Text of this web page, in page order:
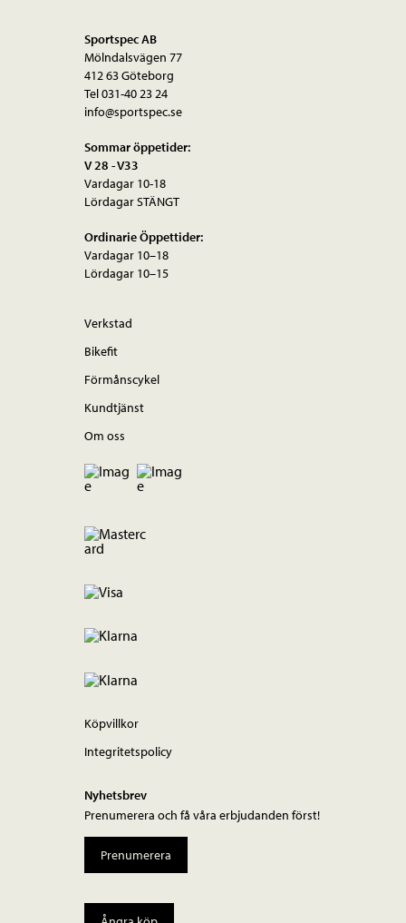
Sportspec AB
Mölndalsvägen 77
412 63 Göteborg
Tel 031-40 23 24
info@sportspec.se
Sommar öppetider:
V 28 - V33
Vardagar 10-18
Lördagar STÄNGT
Ordinarie Öppettider:
Vardagar 10–18
Lördagar 10–15
Verkstad
Bikefit
Förmånscykel
Kundtjänst
Om oss
Köpvillkor
Integritetspolicy
Nyhetsbrev
Prenumerera och få våra erbjudanden först!
Prenumerera